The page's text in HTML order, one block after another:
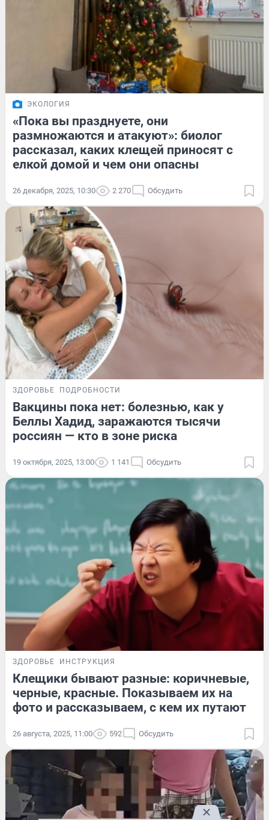
ЭКОЛОГИЯ
«Пока вы празднуете, они
размножаются и атакуют»: биолог
рассказал, каких клещей приносят с
елкой домой и чем они опасны
26 декабря, 2025, 10:30 2 270 Обсудить
ЗДОРОВЬЕ ПОДРОБНОСТИ
Вакцины пока нет: болезнью, как у
Беллы Хадид, заражаются тысячи
россиян — кто в зоне риска
19 октября, 2025, 13:00 1 141 Обсудить
ЗДОРОВЬЕ ИНСТРУКЦИЯ
Клещики бывают разные: коричневые,
черные, красные. Показываем их на
фото и рассказываем, с кем их путают
26 августа, 2025, 11:00 592 Обсудить